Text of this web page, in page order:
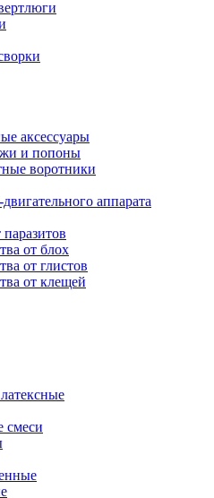
аксессуары
и попоны
воротники
аппарата
от блох
от глистов
от клещей
смеси